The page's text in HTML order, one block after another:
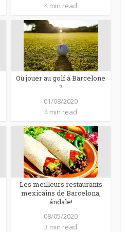
4 min read
Où jouer au golf à Barcelone
?
01/08/2020
4 min read
Les meilleurs restaurants
mexicains de Barcelona,
ándale!
08/05/2020
3 min read